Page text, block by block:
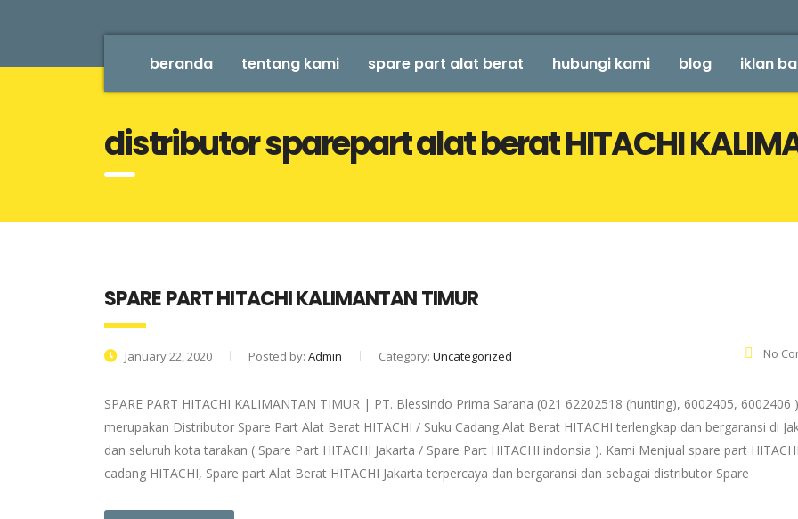
beranda tentang kami spare part alat berat hubungi kami blog iklan
distributor sparepart alat berat HITACHI
SPARE PART HITACHI KALIMANTAN TIMUR
January 22, 2020 Posted by: Admin Category: Uncategorized No
SPARE PART HITACHI KALIMANTAN TIMUR | PT. Blessindo Prima Sarana (021 62202518 (hunting), 6002405, 6002406 )
merupakan Distributor Spare Part Alat Berat HITACHI / Suku Cadang Alat Berat HITACHI terlengkap dan bergaransi di
dan seluruh kota tarakan ( Spare Part HITACHI Jakarta / Spare Part HITACHI indonsia ). Kami Menjual spare part
cadang HITACHI, Spare part Alat Berat HITACHI Jakarta terpercaya dan bergaransi dan sebagai distributor Spare